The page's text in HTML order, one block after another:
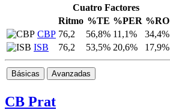
Cuatro Factores
Ritmo %TE %PER %RO
CBP 76,2 56,8% 11,1% 34,4%
ISB
76,2 53,5% 20,6% 17,9%
Básicas Avanzadas
CB Prat